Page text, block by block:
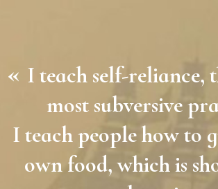
« I teach self-reliance,
most subversive
I teach people how to
own food, which is